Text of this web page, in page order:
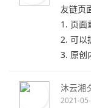
友链页
1. 页面
2. 可以
3. 原创
沐云湘
2021-